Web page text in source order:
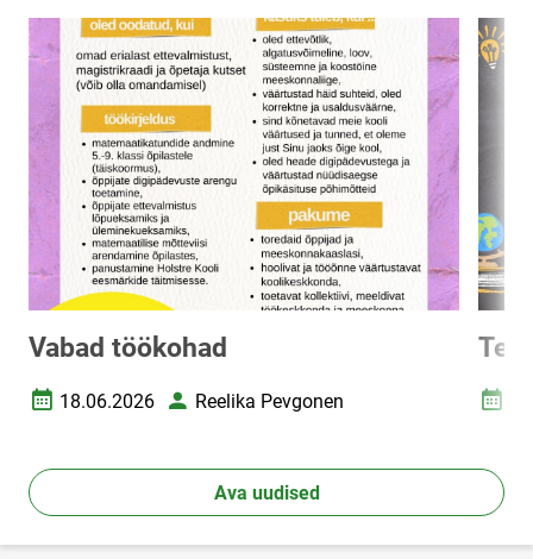
Vabad töökohad
Loomise kuupäev
18.06.2026 AutorReelika Pevgonen
Ava uudised